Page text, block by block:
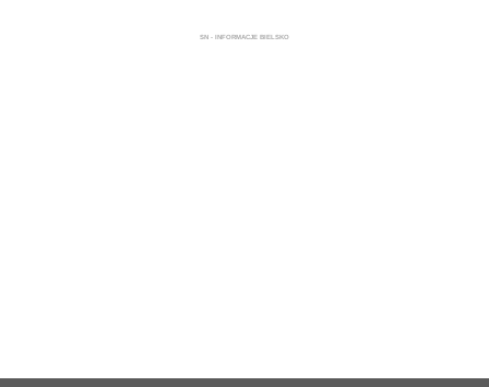
SN - INFORMACJE BIELSKO